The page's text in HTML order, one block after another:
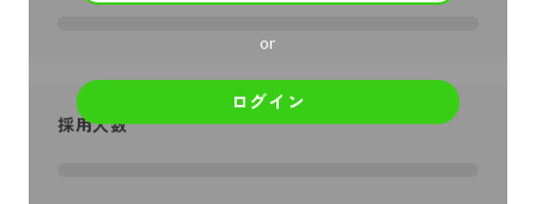
or
ログイン
採用人数